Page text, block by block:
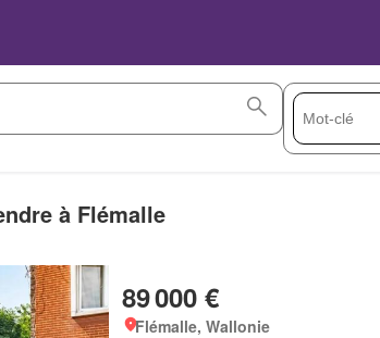
à Flémalle
89 000 €
Flémalle, Wallonie